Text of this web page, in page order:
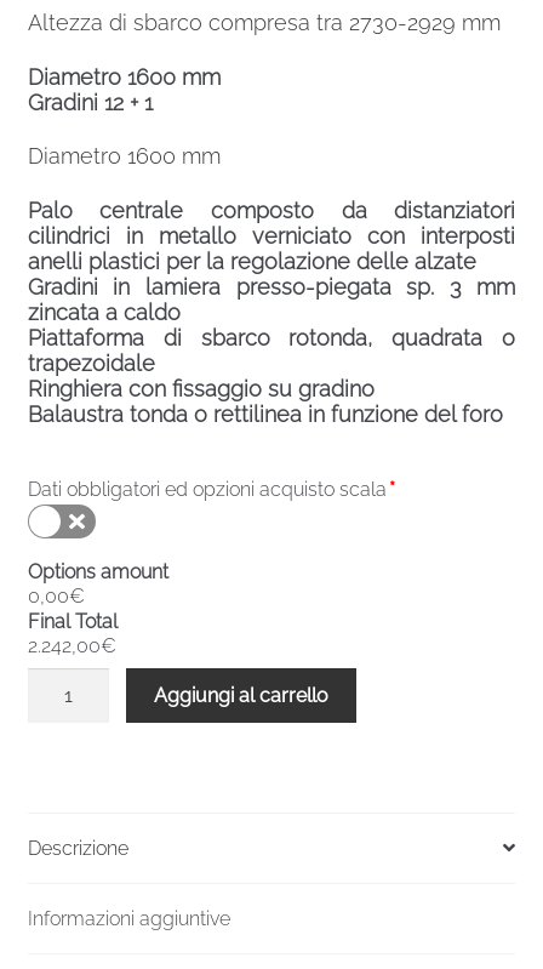
Altezza di sbarco compresa tra 2730-2929 mm
Diametro 1600 mm
Gradini 12 + 1
Diametro 1600 mm
Palo centrale composto da distanziatori
cilindrici in metallo verniciato con interposti
anelli plastici per la regolazione delle alzate
Gradini in lamiera presso-piegata sp. 3 mm
zincata a caldo
Piattaforma di sbarco rotonda, quadrata o
trapezoidale
Ringhiera con fissaggio su gradino
Balaustra tonda o rettilinea in funzione del foro
Dati obbligatori ed opzioni acquisto scala *
Options amount
0,00€
Final Total
2.242,00€
2939
Aggiungi al carrello
Descrizione
Informazioni aggiuntive